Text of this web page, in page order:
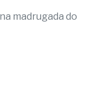
madrugada do